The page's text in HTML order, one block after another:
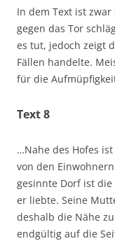
In dem Text ist
gegen das Tor
es tut, jedoch zeigt
Fällen handelte.
für die
Text 8
…Nahe des Hofes
von den
gesinnte Dorf ist
er liebte. Seine
deshalb die Nähe
endgültig auf die